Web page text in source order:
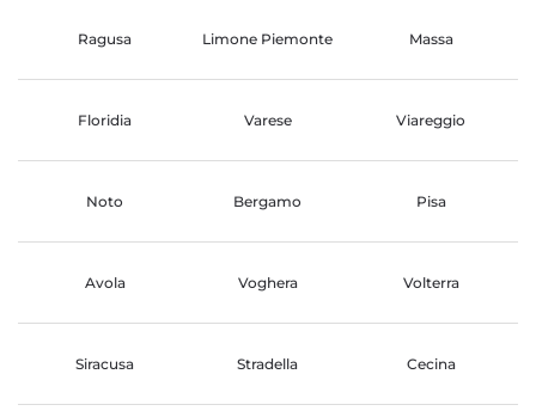
Ragusa Limone Piemonte Massa
Floridia Varese Viareggio
Noto Bergamo Pisa
Avola Voghera Volterra
Siracusa Stradella Cecina